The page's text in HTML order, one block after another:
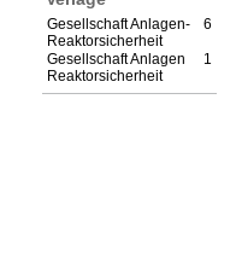
6
Gesellschaft Anlagen-
Reaktorsicherheit
1
Gesellschaft Anlagen
Reaktorsicherheit